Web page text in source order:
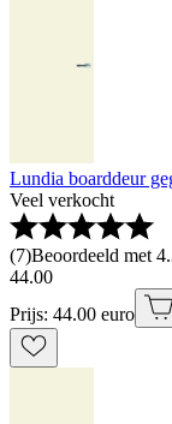
Lundia boarddeur
Veel verkocht
(7)Beoordeeld met
44.00
Prijs: 44.00 euro